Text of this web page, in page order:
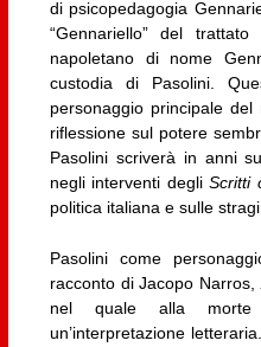
di psicopedagogia
“Gennariello” del
napoletano di nome
custodia di Pasolini.
personaggio principale
riflessione sul potere
Pasolini scriverà in anni
negli interventi degliScritti
politica italiana e sulle
Pasolini come
racconto di Jacopo Narros,
nel quale alla
un’interpretazione